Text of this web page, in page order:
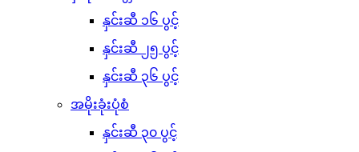
နှင်းဆီ ၁၆ ပွင့်
နှင်းဆီ ၂၅ ပွင့်
နှင်းဆီ ၃၆ ပွင့်
အမိုးခုံးပုံစံ
နှင်းဆီ ၃၀ ပွင့်